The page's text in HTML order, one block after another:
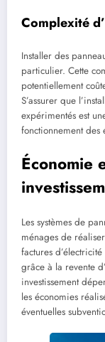
Complexité
Installer des
particulier. Cette
potentiellement
S’assurer que
expérimentés est
fonctionnement des
Économie
Les systèmes de
ménages de
factures
grâce à la revente
investissement
les économies
éventuelles